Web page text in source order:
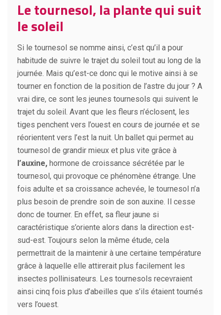
Le tournesol, la plante qui suit
le soleil
Si le tournesol se nomme ainsi, c’est qu’il a pour
habitude de suivre le trajet du soleil tout au long de la
journée. Mais qu’est-ce donc qui le motive ainsi à se
tourner en fonction de la position de l’astre du jour ? A
vrai dire, ce sont les jeunes tournesols qui suivent le
trajet du soleil. Avant que les fleurs n’éclosent, les
tiges penchent vers l’ouest en cours de journée et se
réorientent vers l’est la nuit. Un ballet qui permet au
tournesol de grandir mieux et plus vite grâce à
l’auxine, hormone de croissance sécrétée par le
tournesol, qui provoque ce phénomène étrange. Une
fois adulte et sa croissance achevée, le tournesol n’a
plus besoin de prendre soin de son auxine. Il cesse
donc de tourner. En effet, sa fleur jaune si
caractéristique s’oriente alors dans la direction est-
sud-est. Toujours selon la même étude, cela
permettrait de la maintenir à une certaine température
grâce à laquelle elle attirerait plus facilement les
insectes pollinisateurs. Les tournesols recevraient
ainsi cinq fois plus d’abeilles que s’ils étaient tournés
vers l’ouest.